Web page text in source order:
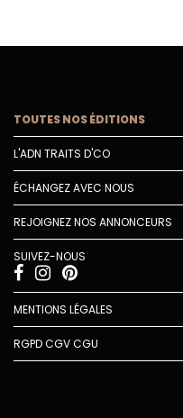
TOUTES NOS ÉDITIONS
L'ADN TRAITS D'CO
ÉCHANGEZ AVEC NOUS
REJOIGNEZ NOS ANNONCEURS
SUIVEZ-NOUS
MENTIONS LÉGALES
RGPDCGVCGU